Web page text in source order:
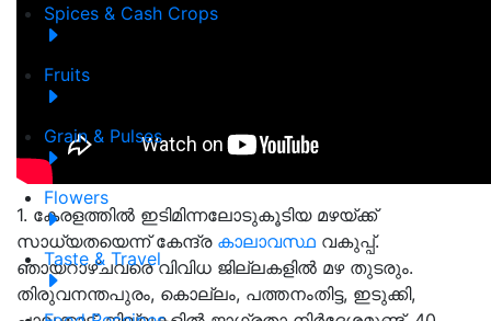
Spices & Cash Crops
Fruits
Grain & Pulses
Flowers
Taste & Travel
1. കേരളത്തിൽ ഇടിമിന്നലോടുകൂടിയ മഴയ്ക്ക്
സാധ്യതയെന്ന് കേന്ദ്ര കാലാവസ്ഥ വകുപ്പ്.
ഞായറാഴ്ചവരെ വിവിധ ജില്ലകളിൽ മഴ തുടരും.
തിരുവനന്തപുരം, കൊല്ലം, പത്തനംതിട്ട, ഇടുക്കി,